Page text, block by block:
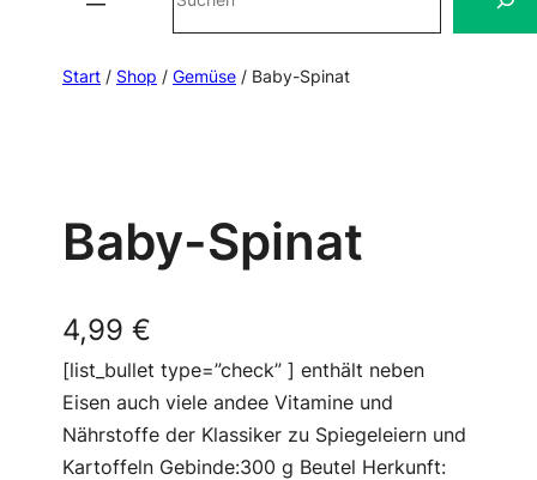
Start / Shop / Gemüse / Baby-Spinat
Baby-Spinat
4,99 €
[list_bullet type=”check” ] enthält neben
Eisen auch viele andee Vitamine und
Nährstoffe der Klassiker zu Spiegeleiern und
Kartoffeln Gebinde:300 g Beutel Herkunft: